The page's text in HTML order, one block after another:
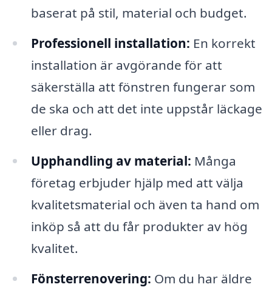
baserat på stil, material och budget.
Professionell installation: En korrekt
installation är avgörande för att
säkerställa att fönstren fungerar som
de ska och att det inte uppstår läckage
eller drag.
Upphandling av material: Många
företag erbjuder hjälp med att välja
kvalitetsmaterial och även ta hand om
inköp så att du får produkter av hög
kvalitet.
Fönsterrenovering: Om du har äldre